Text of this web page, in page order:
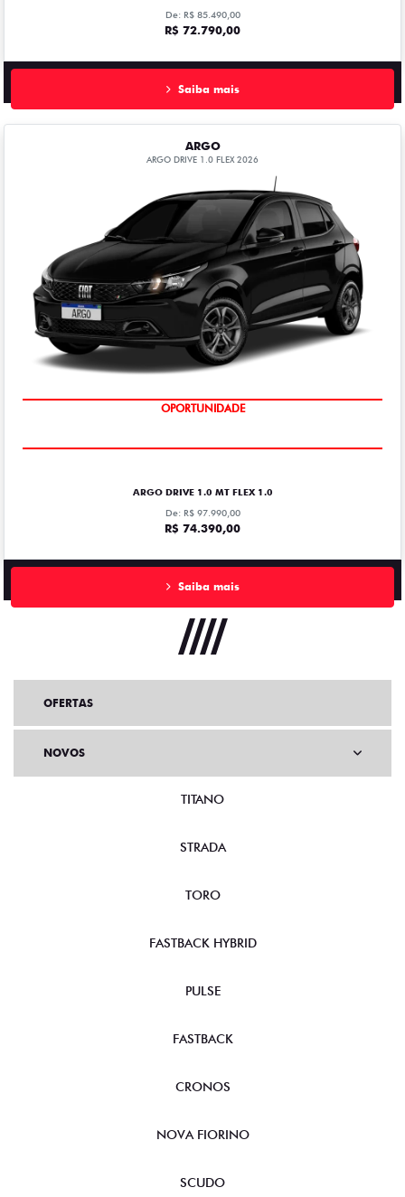
De: R$ 85.490,00
R$ 72.790,00
Saiba mais
ARGO
ARGO DRIVE 1.0 FLEX 2026
OPORTUNIDADE
ARGO DRIVE 1.0 MT FLEX 1.0
De: R$ 97.990,00
R$ 74.390,00
Saiba mais
OFERTAS
NOVOS
TITANO
STRADA
TORO
FASTBACK HYBRID
PULSE
FASTBACK
CRONOS
NOVA FIORINO
SCUDO